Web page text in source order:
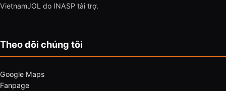
VietnamJOL do INASP tài trợ.
Theo dõi chúng tôi
Google Maps
Fanpage